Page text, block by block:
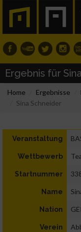
Ergebnis für
Home Ergebnisse
Sina Schneider
Veranstaltung
Wettbewerb
Startnummer
Name
Nation
Verein